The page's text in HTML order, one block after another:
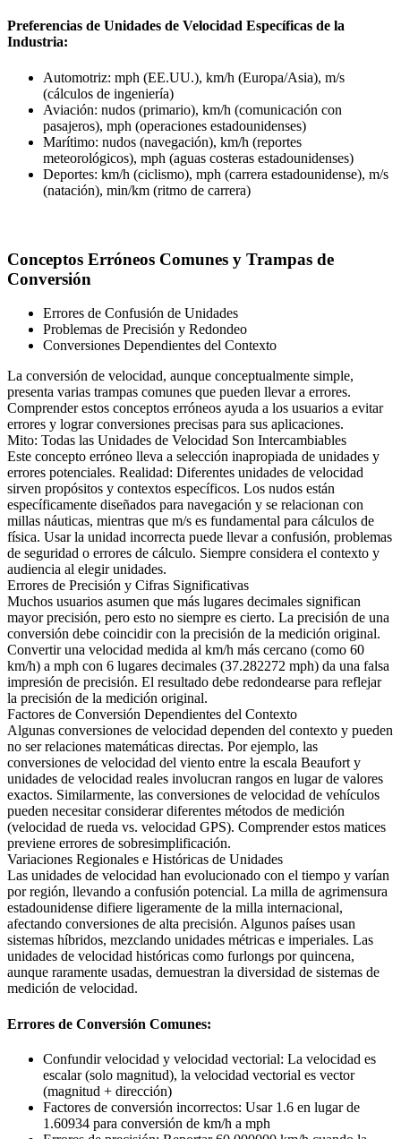
Preferencias de Unidades de Velocidad Específicas de la
Industria:
Automotriz: mph (EE.UU.), km/h (Europa/Asia), m/s
(cálculos de ingeniería)
Aviación: nudos (primario), km/h (comunicación con
pasajeros), mph (operaciones estadounidenses)
Marítimo: nudos (navegación), km/h (reportes
meteorológicos), mph (aguas costeras estadounidenses)
Deportes: km/h (ciclismo), mph (carrera estadounidense), m/s
(natación), min/km (ritmo de carrera)
Conceptos Erróneos Comunes y Trampas de
Conversión
Errores de Confusión de Unidades
Problemas de Precisión y Redondeo
Conversiones Dependientes del Contexto
La conversión de velocidad, aunque conceptualmente simple,
presenta varias trampas comunes que pueden llevar a errores.
Comprender estos conceptos erróneos ayuda a los usuarios a evitar
errores y lograr conversiones precisas para sus aplicaciones.
Mito: Todas las Unidades de Velocidad Son Intercambiables
Este concepto erróneo lleva a selección inapropiada de unidades y
errores potenciales. Realidad: Diferentes unidades de velocidad
sirven propósitos y contextos específicos. Los nudos están
específicamente diseñados para navegación y se relacionan con
millas náuticas, mientras que m/s es fundamental para cálculos de
física. Usar la unidad incorrecta puede llevar a confusión, problemas
de seguridad o errores de cálculo. Siempre considera el contexto y
audiencia al elegir unidades.
Errores de Precisión y Cifras Significativas
Muchos usuarios asumen que más lugares decimales significan
mayor precisión, pero esto no siempre es cierto. La precisión de una
conversión debe coincidir con la precisión de la medición original.
Convertir una velocidad medida al km/h más cercano (como 60
km/h) a mph con 6 lugares decimales (37.282272 mph) da una falsa
impresión de precisión. El resultado debe redondearse para reflejar
la precisión de la medición original.
Factores de Conversión Dependientes del Contexto
Algunas conversiones de velocidad dependen del contexto y pueden
no ser relaciones matemáticas directas. Por ejemplo, las
conversiones de velocidad del viento entre la escala Beaufort y
unidades de velocidad reales involucran rangos en lugar de valores
exactos. Similarmente, las conversiones de velocidad de vehículos
pueden necesitar considerar diferentes métodos de medición
(velocidad de rueda vs. velocidad GPS). Comprender estos matices
previene errores de sobresimplificación.
Variaciones Regionales e Históricas de Unidades
Las unidades de velocidad han evolucionado con el tiempo y varían
por región, llevando a confusión potencial. La milla de agrimensura
estadounidense difiere ligeramente de la milla internacional,
afectando conversiones de alta precisión. Algunos países usan
sistemas híbridos, mezclando unidades métricas e imperiales. Las
unidades de velocidad históricas como furlongs por quincena,
aunque raramente usadas, demuestran la diversidad de sistemas de
medición de velocidad.
Errores de Conversión Comunes:
Confundir velocidad y velocidad vectorial: La velocidad es
escalar (solo magnitud), la velocidad vectorial es vector
(magnitud + dirección)
Factores de conversión incorrectos: Usar 1.6 en lugar de
1.60934 para conversión de km/h a mph